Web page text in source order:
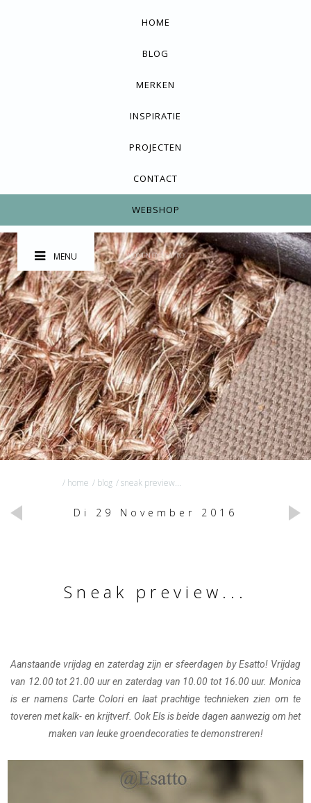
HOME
BLOG
MERKEN
INSPIRATIE
PROJECTEN
CONTACT
WEBSHOP
MENU
/ home / blog / sneak preview...
Di 29 November 2016
Sneak preview...
Aanstaande vrijdag en zaterdag zijn er sfeerdagen by Esatto! Vrijdag
van 12.00 tot 21.00 uur en zaterdag van 10.00 tot 16.00 uur. Monica
is er namens Carte Colori en laat prachtige technieken zien om te
toveren met kalk- en krijtverf. Ook Els is beide dagen aanwezig om het
maken van leuke groendecoraties te demonstreren!